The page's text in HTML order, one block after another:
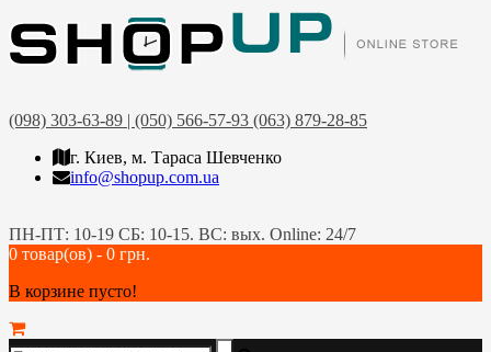
(098) 303-63-89 | (050) 566-57-93 (063) 879-28-85
г. Киев, м. Тараса Шевченко
info@shopup.com.ua
ПН-ПТ: 10-19 СБ: 10-15. ВС: вых. Online: 24/7
0 товар(ов) - 0 грн.
В корзине пусто!